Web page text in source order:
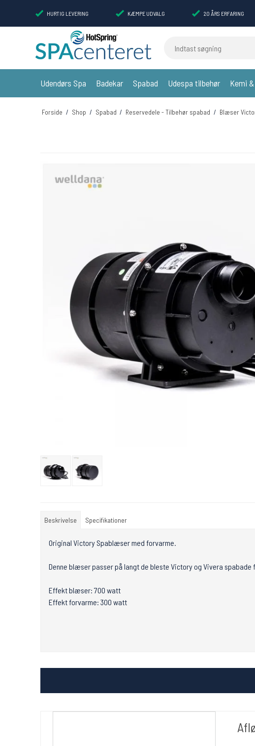
HURTIG LEVERING KÆMPE UDVALG 20 ÅRS ERFARING
Udendørs Spa Badekar Spabad Udespa tilbehør Kemi
Forside / Shop / Spabad / Reservedele - Tilbehør spabad / Blæser
Beskrivelse Specifikationer
Original Victory Spablæser med forvarme.
Denne blæser passer på langt de bleste Victory og Vivera spabade
Effekt blæser: 700 watt
Effekt forvarme: 300 watt